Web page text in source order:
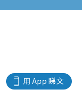
用 App 睇文